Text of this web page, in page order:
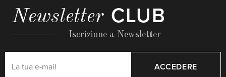
Newsletter CLUB
Iscrizione a Newsletter
ACCEDERE